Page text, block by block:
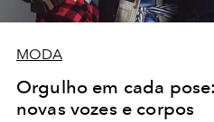
MODA
Orgulho em cada
novas vozes e corpos